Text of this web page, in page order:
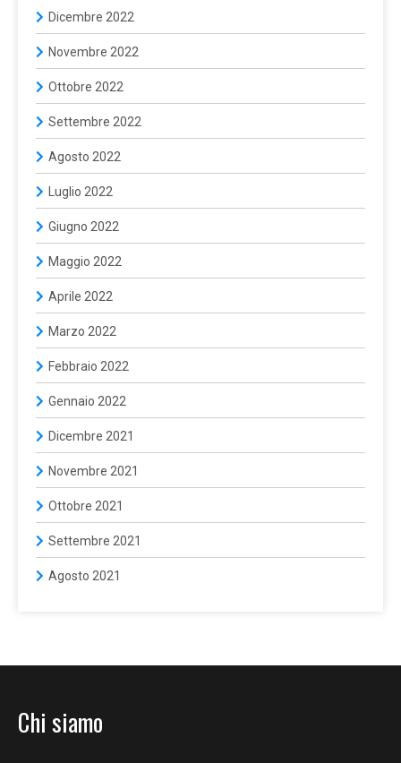
Dicembre 2022
Novembre 2022
Ottobre 2022
Settembre 2022
Agosto 2022
Luglio 2022
Giugno 2022
Maggio 2022
Aprile 2022
Marzo 2022
Febbraio 2022
Gennaio 2022
Dicembre 2021
Novembre 2021
Ottobre 2021
Settembre 2021
Agosto 2021
Chi siamo